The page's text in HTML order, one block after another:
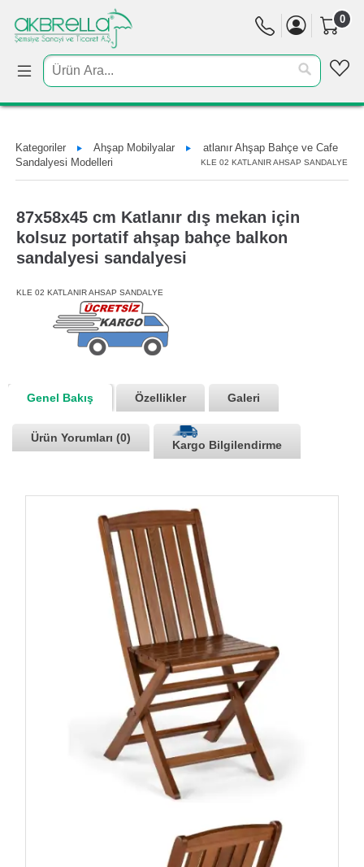
0
Kategoriler Ahşap Mobilyalar
atlanır Ahşap Bahçe ve Cafe
Sandalyesi Modelleri
KLE 02 KATLANIR AHSAP SANDALYE
87x58x45 cm Katlanır dış mekan için
kolsuz portatif ahşap bahçe balkon
sandalyesi sandalyesi
KLE 02 KATLANIR AHSAP SANDALYE
Genel Bakış Özellikler Galeri
Ürün Yorumları (0)
Kargo Bilgilendirme